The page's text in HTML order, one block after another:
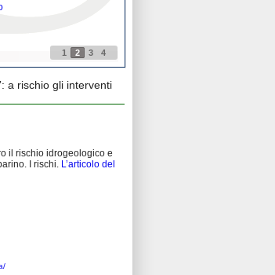
1 2 3 4
a rischio gli interventi
il rischio idrogeologico e
I rischi. L’articolo del